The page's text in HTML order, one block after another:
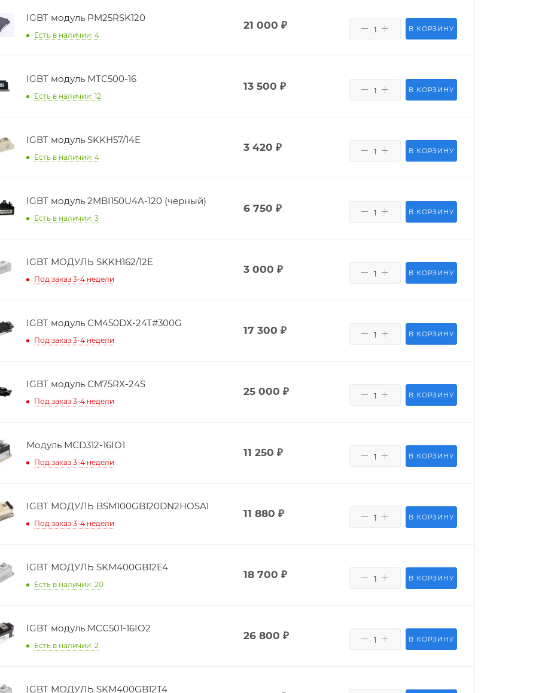
IGBT модуль PM25RSK120
Есть в наличии: 4
21 000 ₽ В КОРЗИНУ
IGBT модуль MTC500-16
Есть в наличии: 12
13 500 ₽ В КОРЗИНУ
IGBT модуль SKKH57/14E
Есть в наличии: 4
3 420 ₽ В КОРЗИНУ
IGBT модуль 2MBI150U4A-120 (черный)
Есть в наличии: 3
6 750 ₽ В КОРЗИНУ
IGBT МОДУЛЬ SKKH162/12E
Под заказ 3-4 недели
3 000 ₽ В КОРЗИНУ
IGBT модуль CM450DX-24T#300G
Под заказ 3-4 недели
17 300 ₽ В КОРЗИНУ
IGBT модуль CM75RX-24S
Под заказ 3-4 недели
25 000 ₽ В КОРЗИНУ
Модуль MCD312-16IO1
Под заказ 3-4 недели
11 250 ₽ В КОРЗИНУ
IGBT МОДУЛЬ BSM100GB120DN2HOSA1
Под заказ 3-4 недели
11 880 ₽ В КОРЗИНУ
IGBT МОДУЛЬ SKM400GB12E4
Есть в наличии: 20
18 700 ₽ В КОРЗИНУ
IGBT модуль MCC501-16IO2
Есть в наличии: 2
26 800 ₽ В КОРЗИНУ
IGBT МОДУЛЬ SKM400GB12T4